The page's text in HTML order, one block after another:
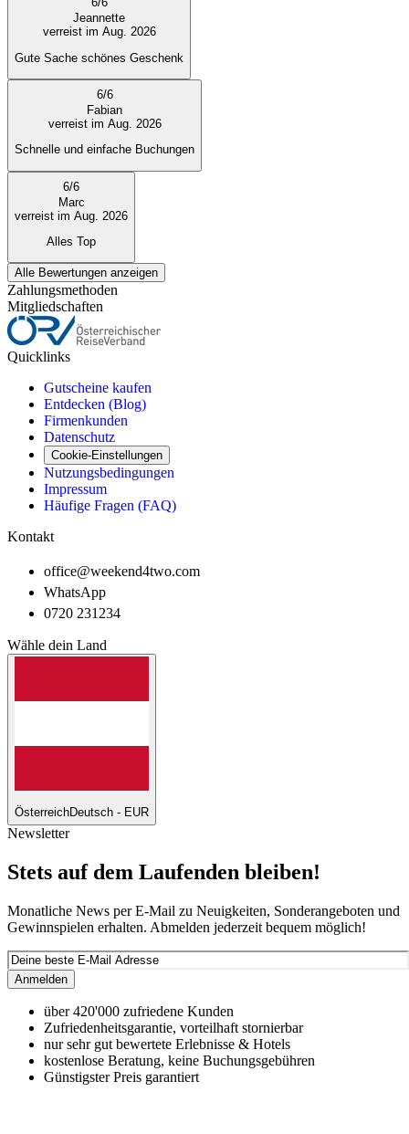
Jeannette
verreist im Aug. 2026
Gute Sache schönes Geschenk
6/6
Fabian
verreist im Aug. 2026
Schnelle und einfache Buchungen
6/6
Marc
verreist im Aug. 2026
Alles Top
Alle Bewertungen anzeigen
Zahlungsmethoden
Mitgliedschaften
Quicklinks
Gutscheine kaufen
Entdecken (Blog)
Firmenkunden
Datenschutz
Cookie-Einstellungen
Nutzungsbedingungen
Impressum
Häufige Fragen (FAQ)
Kontakt
office@weekend4two.com
WhatsApp
0720 231234
Wähle dein Land
ÖsterreichDeutsch - EUR
Newsletter
Stets auf dem Laufenden bleiben!
Monatliche News per E-Mail zu Neuigkeiten, Sonderangeboten und
Gewinnspielen erhalten. Abmelden jederzeit bequem möglich!
Anmelden
über 420'000 zufriedene Kunden
Zufriedenheitsgarantie, vorteilhaft stornierbar
nur sehr gut bewertete Erlebnisse & Hotels
kostenlose Beratung, keine Buchungsgebühren
Günstigster Preis garantiert